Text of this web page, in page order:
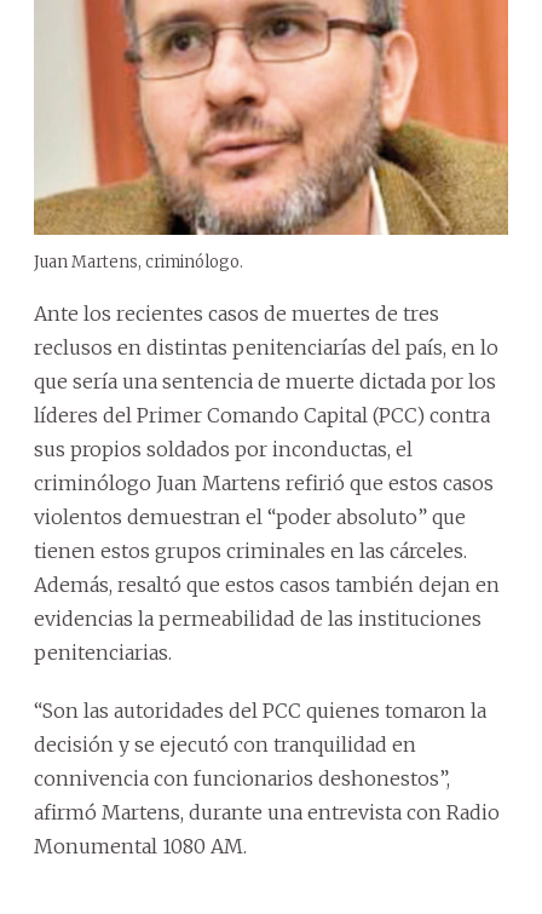
Juan Martens, criminólogo.
Ante los recientes casos de muertes de tres
reclusos en distintas penitenciarías del país, en lo
que sería una sentencia de muerte dictada por los
líderes del Primer Comando Capital (PCC) contra
sus propios soldados por inconductas, el
criminólogo Juan Martens refirió que estos casos
violentos demuestran el “poder absoluto” que
tienen estos grupos criminales en las cárceles.
Además, resaltó que estos casos también dejan en
evidencias la permeabilidad de las instituciones
penitenciarias.
“Son las autoridades del PCC quienes tomaron la
decisión y se ejecutó con tranquilidad en
connivencia con funcionarios deshonestos”,
afirmó Martens, durante una entrevista con Radio
Monumental 1080 AM.